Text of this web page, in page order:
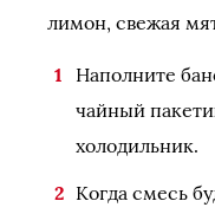
лимон, свежая
Наполните
чайный
холодильник.
Когда смесь